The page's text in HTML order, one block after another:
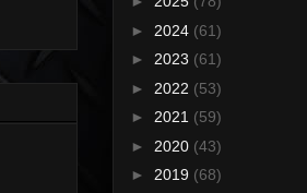
► 2024 (61)
► 2023 (61)
► 2022 (53)
► 2021 (59)
► 2020 (43)
► 2019 (68)